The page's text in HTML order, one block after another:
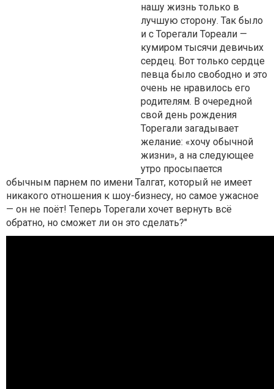
нашу жизнь только в
лучшую сторону. Так было
и с Торегали Тореали —
кумиром тысячи девичьих
сердец. Вот только сердце
певца было свободно и это
очень не нравилось его
родителям. В очередной
свой день рождения
Торегали загадывает
желание: «хочу обычной
жизни», а на следующее
утро просыпается
обычным парнем по имени Талгат, который не имеет
никакого отношения к шоу-бизнесу, но самое ужасное
— он не поёт! Теперь Торегали хочет вернуть всё
обратно, но сможет ли он это сделать?"